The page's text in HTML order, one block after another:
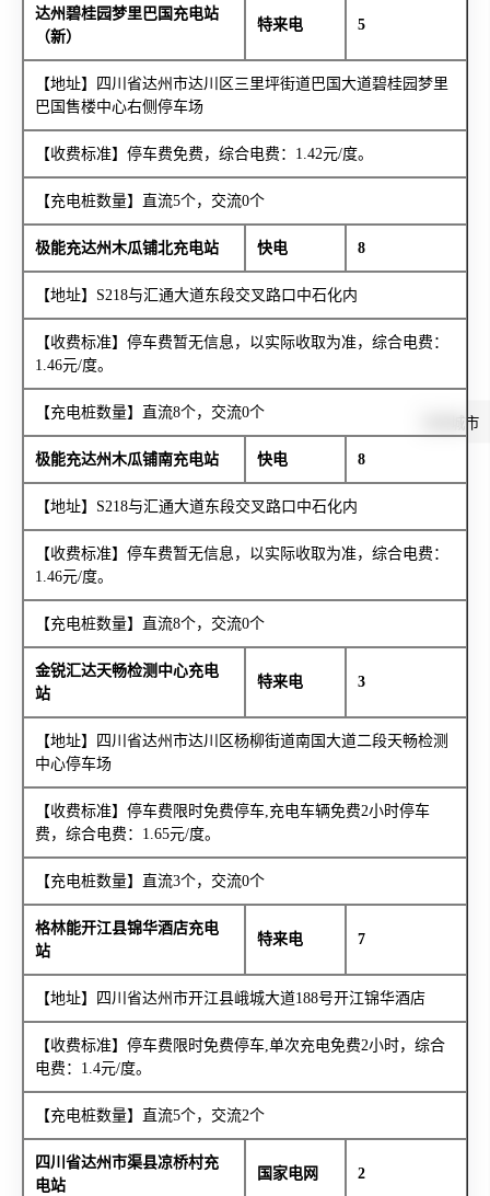
切换城市
达州碧桂园梦里巴国充电站
（新）
特来电 5
【地址】四川省达州市达川区三里坪街道巴国大道碧桂园梦里
巴国售楼中心右侧停车场
【收费标准】停车费免费，综合电费：1.42元/度。
【充电桩数量】直流5个，交流0个
极能充达州木瓜铺北充电站 快电 8
【地址】S218与汇通大道东段交叉路口中石化内
【收费标准】停车费暂无信息，以实际收取为准，综合电费：
1.46元/度。
【充电桩数量】直流8个，交流0个
极能充达州木瓜铺南充电站 快电 8
【地址】S218与汇通大道东段交叉路口中石化内
【收费标准】停车费暂无信息，以实际收取为准，综合电费：
1.46元/度。
【充电桩数量】直流8个，交流0个
金锐汇达天畅检测中心充电
站
特来电 3
【地址】四川省达州市达川区杨柳街道南国大道二段天畅检测
中心停车场
【收费标准】停车费限时免费停车,充电车辆免费2小时停车
费，综合电费：1.65元/度。
【充电桩数量】直流3个，交流0个
格林能开江县锦华酒店充电
站
特来电 7
【地址】四川省达州市开江县峨城大道188号开江锦华酒店
【收费标准】停车费限时免费停车,单次充电免费2小时，综合
电费：1.4元/度。
【充电桩数量】直流5个，交流2个
四川省达州市渠县凉桥村充
电站
国家电网 2